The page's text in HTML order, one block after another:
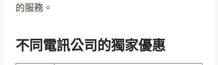
的服務。
不同電訊公司的獨家優惠